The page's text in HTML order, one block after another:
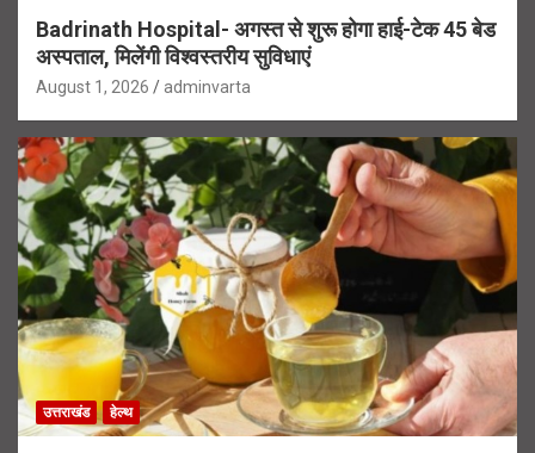
Badrinath Hospital- अगस्त से शुरू होगा हाई-टेक 45 बेड
अस्पताल, मिलेंगी विश्वस्तरीय सुविधाएं
August 1, 2026 adminvarta
उत्तराखंड हेल्थ